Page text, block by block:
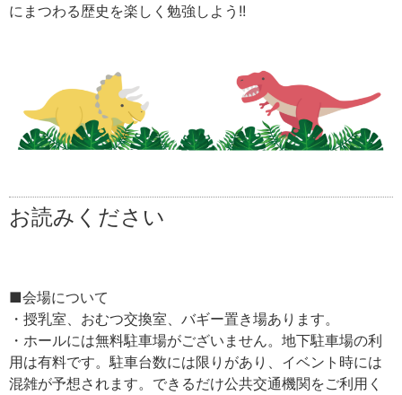
にまつわる歴史を楽しく勉強しよう!!
お読みください
■会場について
・授乳室、おむつ交換室、バギー置き場あります。
・ホールには無料駐車場がございません。地下駐車場の利
用は有料です。駐車台数には限りがあり、イベント時には
混雑が予想されます。できるだけ公共交通機関をご利用く